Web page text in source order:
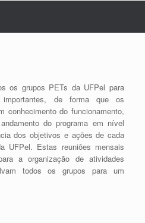
grupos PETs da UFPel para
importantes, de forma que os
conhecimento do funcionamento,
do programa em nível
dos objetivos e ações de cada
UFPel. Estas reuniões mensais
a organização de atividades
todos os grupos para um